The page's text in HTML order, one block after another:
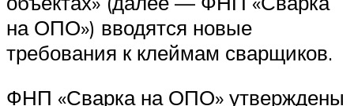
на ОПО») вводятся новые
требования к клеймам сварщиков.
ФНП «Сварка на ОПО» утверждены